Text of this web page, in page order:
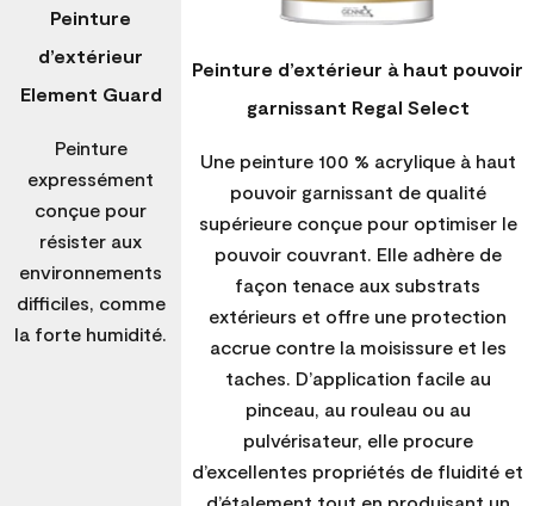
Peinture
d’extérieur
Element Guard
Peinture
expressément
conçue pour
résister aux
environnements
difficiles, comme
la forte humidité.
Peinture d’extérieur à haut pouvoir
garnissant Regal Select
Une peinture 100 % acrylique à haut
pouvoir garnissant de qualité
supérieure conçue pour optimiser le
pouvoir couvrant. Elle adhère de
façon tenace aux substrats
extérieurs et offre une protection
accrue contre la moisissure et les
taches. D’application facile au
pinceau, au rouleau ou au
pulvérisateur, elle procure
d’excellentes propriétés de fluidité et